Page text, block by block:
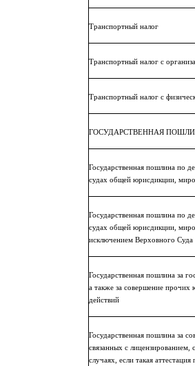
Транспортный налог
Транспортный налог с
Транспортный налог с
ГОСУДАРСТВЕННАЯ
Государственная пошлина по
судах общей юрисдикции,
Государственная пошлина по
судах общей юрисдикции,
исключением Верховного
Государственная пошлина за
а также за совершение прочих
действий
Государственная пошлина за
связанных с лицензированием,
случаях, если такая